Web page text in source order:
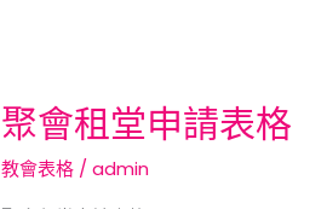
聚會租堂申請表格
教會表格 /admin
聚
會
租